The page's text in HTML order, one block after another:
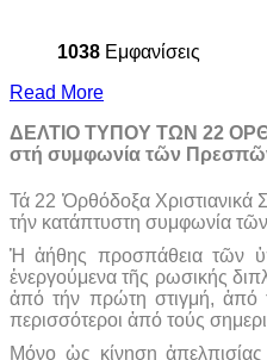
1038 Εμφανίσεις
Read More
ΔΕΛΤΙΟ ΤΥΠΟΥ ΤΩΝ 22
στή συμφωνία τῶν
Τά 22 Ὀρθόδοξα Χριστιανικά
τήν κατάπτυστη συμφωνία
Ἡ ἀήθης προσπάθεια τῶν
ἐνεργούμενα τῆς ρωσικής
ἀπό τήν πρώτη στιγμή, ἀπό
περισσότεροι ἀπό τούς
Μόνο ὡς κίνηση